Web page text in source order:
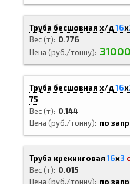
Труба бесшовная х/д16х
Вес (т)
0.776
Цена (руб./тонну)
Труба бесшовная х/д16х
75
Вес (т)
0.144
Цена (руб./тонну)
по
Труба крекинговая16х3
Вес (т)
0.015
Цена (руб./тонну)
по